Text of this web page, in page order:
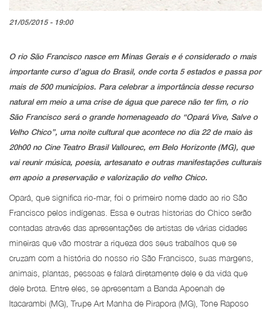
21/05/2015 - 19:00
O rio São Francisco nasce em Minas Gerais e é considerado o mais
importante curso d’agua do Brasil, onde corta 5 estados e passa por
mais de 500 municípios. Para celebrar a importância desse recurso
natural em meio a uma crise de água que parece não ter fim, o rio
São Francisco será o grande homenageado do “Opará Vive, Salve o
Velho Chico”, uma noite cultural que acontece no dia 22 de maio às
20h00 no Cine Teatro Brasil Vallourec, em Belo Horizonte (MG), que
vai reunir música, poesia, artesanato e outras manifestações culturais
em apoio a preservação e valorização do velho Chico.
Opará, que significa rio-mar, foi o primeiro nome dado ao rio São
Francisco pelos indígenas. Essa e outras historias do Chico serão
contadas através das apresentações de artistas de várias cidades
mineiras que vão mostrar a riqueza dos seus trabalhos que se
cruzam com a história do nosso rio São Francisco, suas margens,
animais, plantas, pessoas e falará diretamente dele e da vida que
dele brota. Entre eles, se apresentam a Banda Apoenah de
Itacarambi (MG), Trupe Art Manha de Pirapora (MG), Tone Raposo